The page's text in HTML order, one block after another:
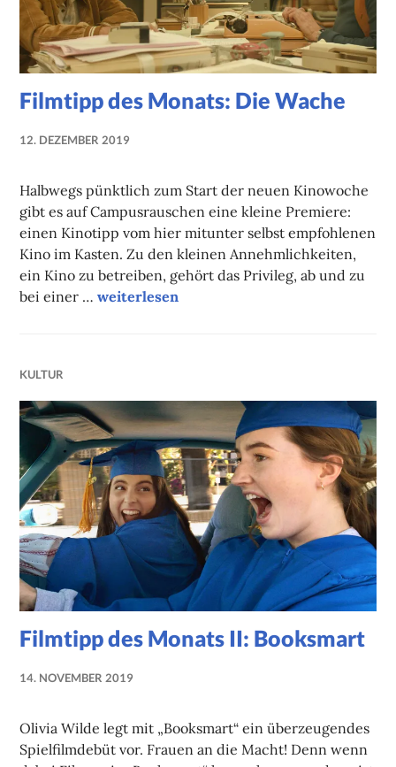
Filmtipp des Monats: Die Wache
12. DEZEMBER 2019
Halbwegs pünktlich zum Start der neuen Kinowoche
gibt es auf Campusrauschen eine kleine Premiere:
einen Kinotipp vom hier mitunter selbst empfohlenen
Kino im Kasten. Zu den kleinen Annehmlichkeiten,
ein Kino zu betreiben, gehört das Privileg, ab und zu
bei einer …Filmtipp des Monats: Die Wache
weiterlesen
KULTUR
Filmtipp des Monats II: Booksmart
14. NOVEMBER 2019
Olivia Wilde legt mit „Booksmart“ ein überzeugendes
Spielfilmdebüt vor. Frauen an die Macht! Denn wenn